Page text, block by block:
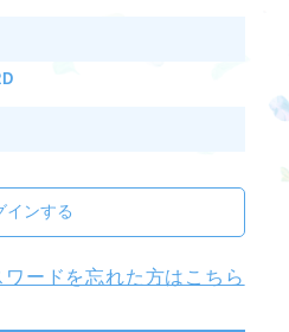
インする
ードを忘れた方はこちら